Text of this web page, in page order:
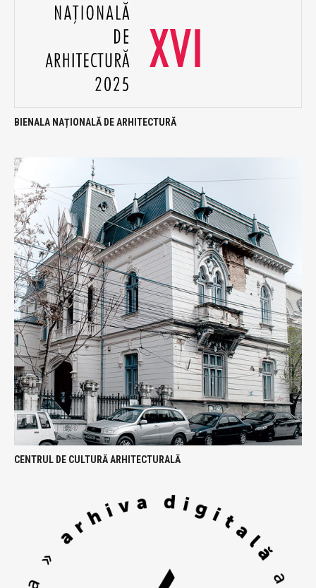
BIENALA NAȚIONALĂ DE ARHITECTURĂ
CENTRUL DE CULTURĂ ARHITECTURALĂ